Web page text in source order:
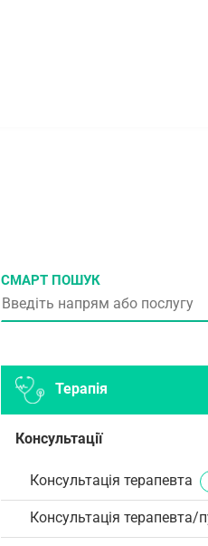
СМАРТ ПОШУК
Терапія
Консультації
Консультація терапевта
Консультація терапевта/